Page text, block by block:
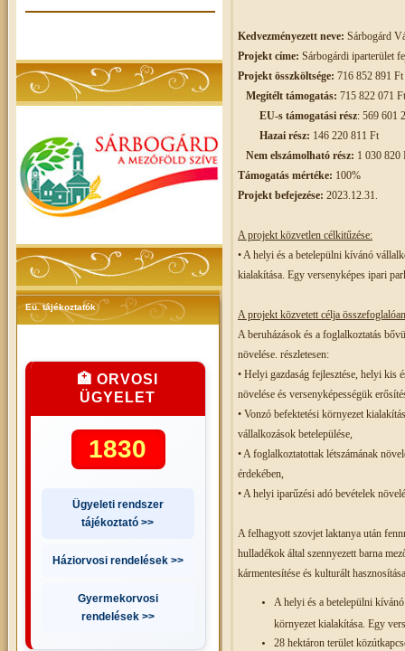
Eü. tájékoztatók
🏥 ORVOSI
ÜGYELET
1830
Ügyeleti rendszer
tájékoztató >>
Háziorvosi rendelések >>
Gyermekorvosi
rendelések >>
Kedvezményezett neve: Sárbogárd
Projekt címe: Sárbogárdi iparterület
Projekt összköltsége: 716 852 891 Ft
Megítélt támogatás: 715 822 071 Ft
EU-s támogatási rész: 569 601
Hazai rész: 146 220 811 Ft
Nem elszámolható rész: 1 030 820
Támogatás mértéke: 100%
Projekt befejezése: 2023.12.31.
A projekt közvetlen célkitűzése:
• A helyi és a betelepülni kívánó
kialakítása. Egy versenyképes ipari
A projekt közvetett célja
A beruházások és a foglalkoztatás
növelése. részletesen:
• Helyi gazdaság fejlesztése, helyi kis
növelése és versenyképességük
• Vonzó befektetési környezet
vállalkozások betelepülése,
• A foglalkoztatottak létszámának
érdekében,
• A helyi iparűzési adó bevételek
A felhagyott szovjet laktanya után
hulladékok által szennyezett barna
kármentesítése és kulturált hasznosítása
A helyi és a betelepülni
környezet kialakítása. Egy
28 hektáron terület